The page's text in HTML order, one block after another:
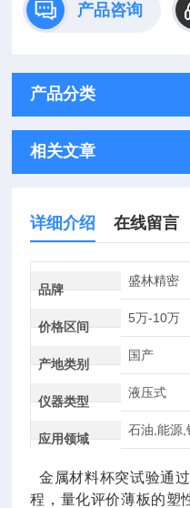
产品咨询
产品分类
相关文章
详细介绍 在线留言
品牌
盛林精密
价格区间
5万-10万
产地类别
国产
仪器类型
液压式
应用领域
石油,能源,
金属材料杯突试验通
程，量化评价薄板的塑